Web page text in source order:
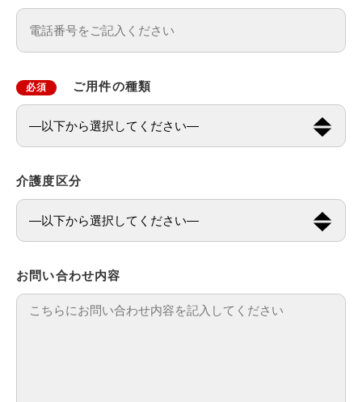
必須 ご用件の種類
介護度区分
お問い合わせ内容